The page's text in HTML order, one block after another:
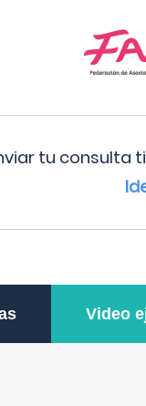
tu consulta
Video